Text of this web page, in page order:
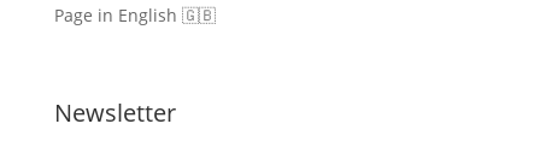
Page in English 🇬🇧
Newsletter